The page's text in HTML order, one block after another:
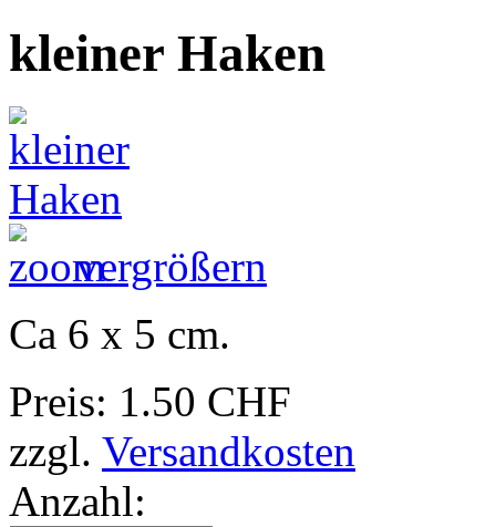
kleiner Haken
vergrößern
Ca 6 x 5 cm.
Preis: 1.50 CHF
zzgl. Versandkosten
Anzahl: